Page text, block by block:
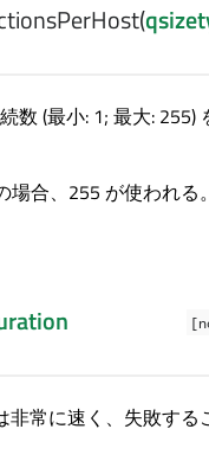
(
数 (最小: 1; 最大: 255)
合、255 が使われる。
常に速く、失敗する